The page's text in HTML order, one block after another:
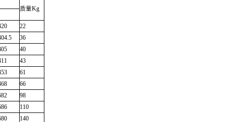
质量Kg
22
36
40
43
61
66
98
110
140